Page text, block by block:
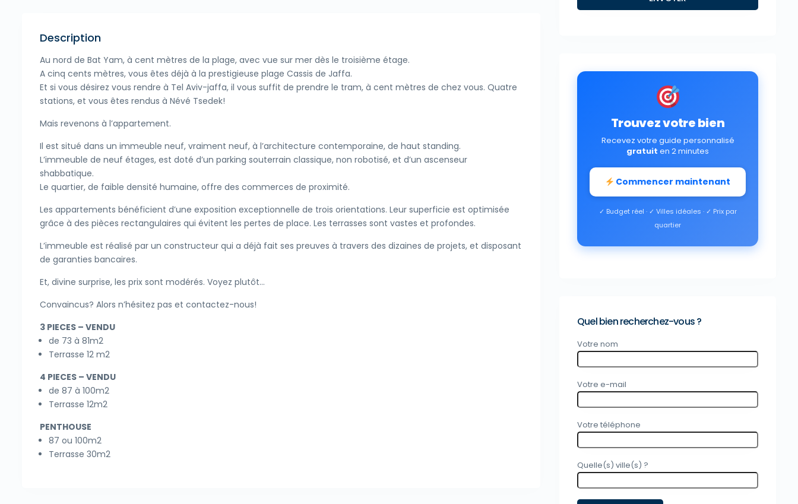
Description
Au nord de Bat Yam, à cent mètres de la plage, avec vue sur mer dès le troisième étage.
A cinq cents mètres, vous êtes déjà à la prestigieuse plage Cassis de Jaffa.
Et si vous désirez vous rendre à Tel Aviv-jaffa, il vous suffit de prendre le tram, à cent mètres de chez vous. Quatre
stations, et vous êtes rendus à Névé Tsedek!
Mais revenons à l’appartement.
Il est situé dans un immeuble neuf, vraiment neuf, à l’architecture contemporaine, de haut standing.
L’immeuble de neuf étages, est doté d’un parking souterrain classique, non robotisé, et d’un ascenseur
shabbatique.
Le quartier, de faible densité humaine, offre des commerces de proximité.
Les appartements bénéficient d’une exposition exceptionnelle de trois orientations. Leur superficie est optimisée
grâce à des pièces rectangulaires qui évitent les pertes de place. Les terrasses sont vastes et profondes.
L’immeuble est réalisé par un constructeur qui a déjà fait ses preuves à travers des dizaines de projets, et disposant
de garanties bancaires.
Et, divine surprise, les prix sont modérés. Voyez plutôt…
Convaincus? Alors n’hésitez pas et contactez-nous!
3 PIECES – VENDU
de 73 à 81m2
Terrasse 12 m2
4 PIECES – VENDU
de 87 à 100m2
Terrasse 12m2
PENTHOUSE
87 ou 100m2
Terrasse 30m2
Trouvez votre bien
Recevez votre guide personnalisé
gratuit en 2 minutes
Commencer maintenant
✓ Budget réel · ✓ Villes idéales · ✓ Prix par
quartier
Quel bien recherchez-vous ?
Votre nom
Votre e-mail
Votre téléphone
Quelle(s) ville(s) ?